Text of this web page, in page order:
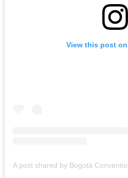
View this post
A post shared by Bogotá